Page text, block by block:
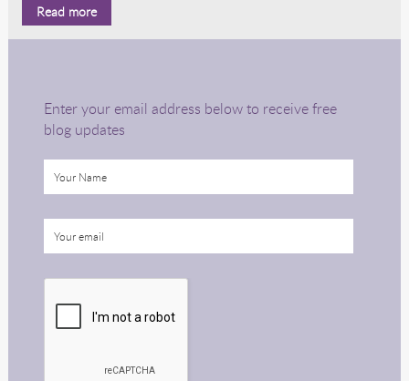
Read more
Enter your email address below to receive free
blog updates